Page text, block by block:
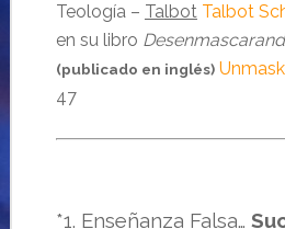
Teología – Talbot Talbot
en su libro
(publicado en inglés)
47
*1. Enseñanza Falsa…